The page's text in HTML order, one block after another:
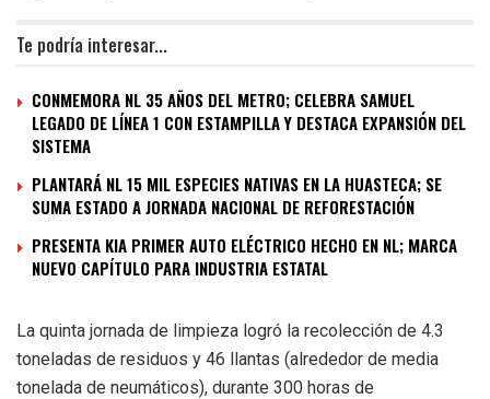
Te podría interesar...
CONMEMORA NL 35 AÑOS DEL METRO; CELEBRA SAMUEL
LEGADO DE LÍNEA 1 CON ESTAMPILLA Y DESTACA EXPANSIÓN DEL
SISTEMA
PLANTARÁ NL 15 MIL ESPECIES NATIVAS EN LA HUASTECA; SE
SUMA ESTADO A JORNADA NACIONAL DE REFORESTACIÓN
PRESENTA KIA PRIMER AUTO ELÉCTRICO HECHO EN NL; MARCA
NUEVO CAPÍTULO PARA INDUSTRIA ESTATAL
La quinta jornada de limpieza logró la recolección de 4.3
toneladas de residuos y 46 llantas (alrededor de media
tonelada de neumáticos), durante 300 horas de